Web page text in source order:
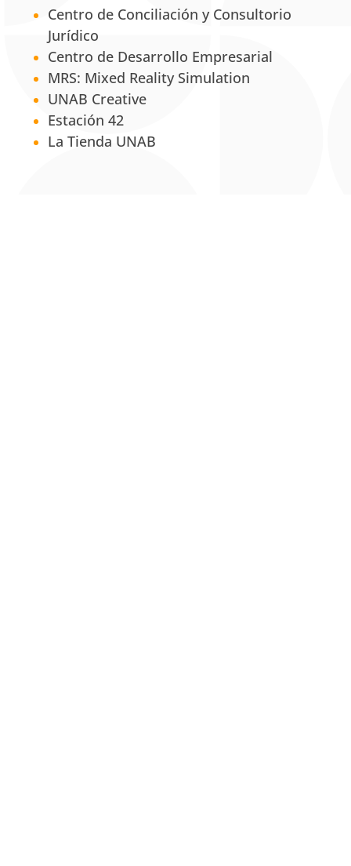
Centro de Conciliación y Consultorio
Jurídico
Centro de Desarrollo Empresarial
MRS: Mixed Reality Simulation
UNAB Creative
Estación 42
La Tienda UNAB